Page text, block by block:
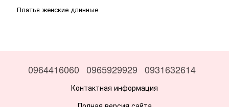
Платья женские длинные
0964416060 0965929929 0931632614
Контактная информация